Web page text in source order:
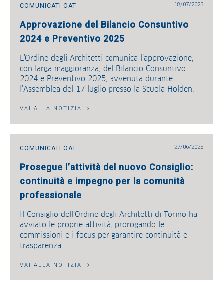
COMUNICATI OAT 18/07/2025
Approvazione del Bilancio Consuntivo
2024 e Preventivo 2025
L’Ordine degli Architetti comunica l’approvazione,
con larga maggioranza, del Bilancio Consuntivo
2024 e Preventivo 2025, avvenuta durante
l’Assemblea del 17 luglio presso la Scuola Holden.
VAI ALLA NOTIZIA
COMUNICATI OAT 27/06/2025
Prosegue l’attività del nuovo Consiglio:
continuità e impegno per la comunità
professionale
Il Consiglio dell’Ordine degli Architetti di Torino ha
avviato le proprie attività, prorogando le
commissioni e i focus per garantire continuità e
trasparenza.
VAI ALLA NOTIZIA